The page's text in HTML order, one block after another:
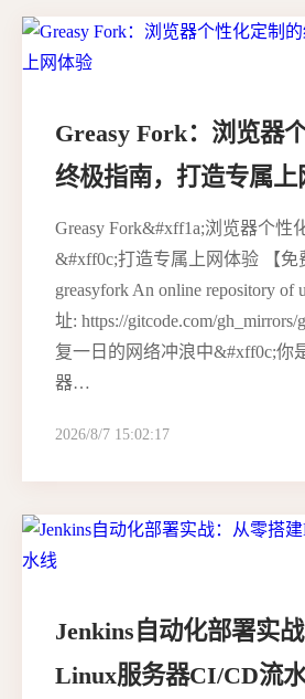
Greasy Fork：浏览器
终极指南，打造专属上
Greasy Fork&#xff1a;浏览器个性
&#xff0c;打造专属上网体验 【免
greasyfork An online repository of
址: https://gitcode.com/gh_mirrors/
复一日的网络冲浪中&#xff0c;你
器…
2026/8/7 15:02:17
Jenkins自动化部署实
Linux服务器CI/CD流